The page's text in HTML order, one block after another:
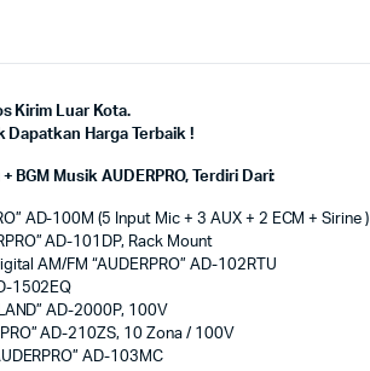
Kirim Luar Kota.
Dapatkan Harga Terbaik !
BGM Musik AUDERPRO, Terdiri Dari:
AD-100M (5 Input Mic + 3 AUX + 2 ECM + Sirine )
AD-101DP, Rack Mount
AM/FM “AUDERPRO” AD-102RTU
1502EQ
AD-2000P, 100V
AD-210ZS, 10 Zona / 100V
AD-103MC